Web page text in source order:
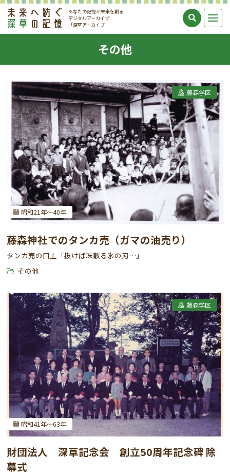
あなたの記憶が未来を創る
デジタルアーカイブ
「深草アーカイブ」
その他
藤森学区
昭和21年～40年
藤森神社でのタンカ売（ガマの油売り）
タンカ売の口上「抜けば珠散る氷の刃…」
その他
藤森学区
昭和41年～63年
財団法人 深草記念会 創立50周年記念碑 除
幕式